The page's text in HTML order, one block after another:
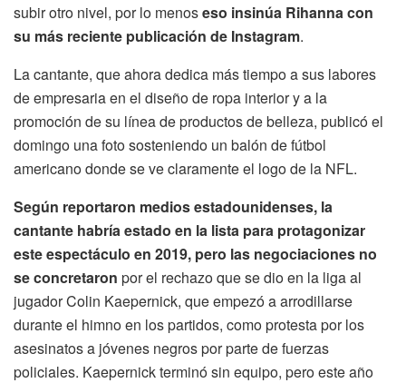
subir otro nivel, por lo menoseso insinúa Rihanna con
su más reciente publicación de Instagram.
La cantante, que ahora dedica más tiempo a sus labores
de empresaria en el diseño de ropa interior y a la
promoción de su línea de productos de belleza, publicó el
domingo una foto sosteniendo un balón de fútbol
americano donde se ve claramente el logo de la NFL.
Según reportaron medios estadounidenses, la
cantante habría estado en la lista para protagonizar
este espectáculo en 2019, pero las negociaciones no
se concretaron por el rechazo que se dio en la liga al
jugador Colin Kaepernick, que empezó a arrodillarse
durante el himno en los partidos, como protesta por los
asesinatos a jóvenes negros por parte de fuerzas
policiales. Kaepernick terminó sin equipo, pero este año